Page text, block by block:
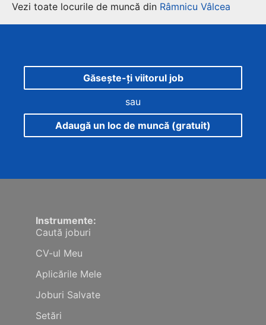
Vezi toate locurile de muncă din Râmnicu Vâlcea
Găsește-ți viitorul job
sau
Adaugă un loc de muncă (gratuit)
Instrumente:
Caută joburi
CV-ul Meu
Aplicările Mele
Joburi Salvate
Setări